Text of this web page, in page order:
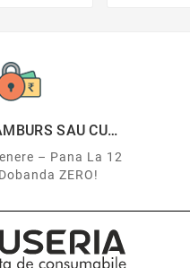
SAU CU
– Pana La 12
ZERO!